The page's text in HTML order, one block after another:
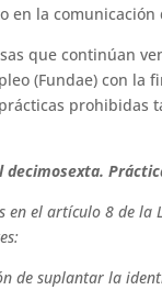
en la comunicación
que continúan
(Fundae) con la
prohibidas
decimosexta.
en el artículo 8 de la
de suplantar la